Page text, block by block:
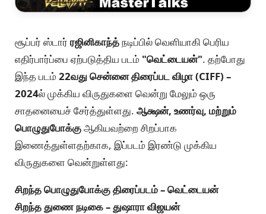
சூப்பர் ஸ்டார் ரஜினிகாந்த்நடிப்பில் வெளியாகி பெரிய
எதிர்பார்ப்பை ஏற்படுத்திய படம் "வெட்டையன்". தற்போது
இந்த படம் 22வது சென்னை திரைப்பட விழா (CIFF) –
2024ல் முக்கிய விருதுகளை வென்று மேலும் ஒரு
சாதனையைச் சேர்த்துள்ளது. ஆக்ஷன், உணர்வு, மற்றும்
பொழுதுபோக்குஆகியவற்றை சிறப்பாக
இணைத்துள்ளதற்காக, இப்படம் இரண்டு முக்கிய
விருதுகளை வென்றுள்ளது:
சிறந்த பொழுதுபோக்கு திரைப்படம் – வெட்டையன்
சிறந்த துணை நடிகை – துஷாரா விஜயன்